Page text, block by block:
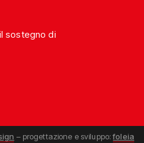
sostegno di
– progettazione e sviluppo:foleia